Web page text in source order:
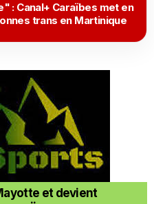
: Canal+ Caraïbes met en
trans en Martinique
et devient